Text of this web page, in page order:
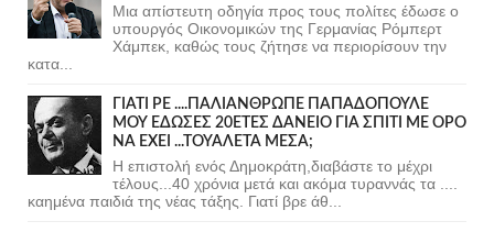
Μια απίστευτη οδηγία προς τους πολίτες έδωσε ο
υπουργός Οικονομικών της Γερμανίας Ρόμπερτ
Χάμπεκ, καθώς τους ζήτησε να περιορίσουν την
κατα...
ΓΙΑΤΙ ΡΕ ....ΠΑΛΙΑΝΘΡΩΠΕ ΠΑΠΑΔΟΠΟΥΛΕ
ΜΟΥ ΕΔΩΣΕΣ 20ΕΤΕΣ ΔΑΝΕΙΟ ΓΙΑ ΣΠΙΤΙ ΜΕ ΟΡΟ
ΝΑ ΕΧΕΙ ...ΤΟΥΑΛΕΤΑ ΜΕΣΑ;
Η επιστολή ενός Δημοκράτη,διαβάστε το μέχρι
τέλους...40 χρόνια μετά και ακόμα τυραννάς τα ....
καημένα παιδιά της νέας τάξης. Γιατί βρε άθ...